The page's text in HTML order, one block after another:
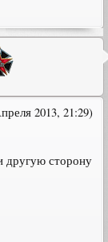
2013, 21:29)
другую сторону